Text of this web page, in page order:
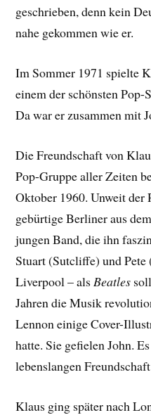
geschrieben, denn kein
nahe gekommen wie er.
Im Sommer 1971 spielte
einem der schönsten
Da war er zusammen mit
Die Freundschaft von
Pop-Gruppe aller Zeiten
Oktober 1960. Unweit der
gebürtige Berliner aus
jungen Band, die ihn
Stuart (Sutcliffe) und Pete
Liverpool – alsBeatles
Jahren die Musik
Lennon einige Cover-
hatte. Sie gefielen John.
lebenslangen
Klaus ging später nach